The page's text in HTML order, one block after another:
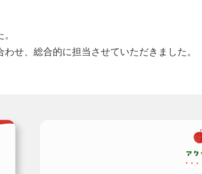
せ、総合的に担当させていただきました。